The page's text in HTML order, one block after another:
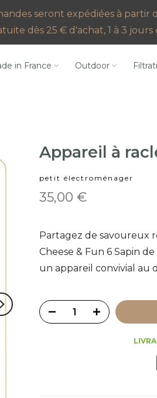
seront expédiées à partir
dès 25 € d'achat, 1 à 3
in France Outdoor
Appareil à
petit électroménager
35,00 €
Partagez de savoureux
Cheese & Fun 6 Sapin
un appareil convivial au